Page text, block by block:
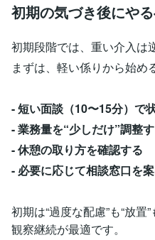
初期の気づき後にや
初期段階では、重い介入は
まずは、軽い係りから始め
- 短い面談（10〜15分）で
- 業務量を“少しだけ”調整
- 休憩の取り方を確認する
- 必要に応じて相談窓口を
初期は“過度な配慮”も“放
観察継続が最適です。